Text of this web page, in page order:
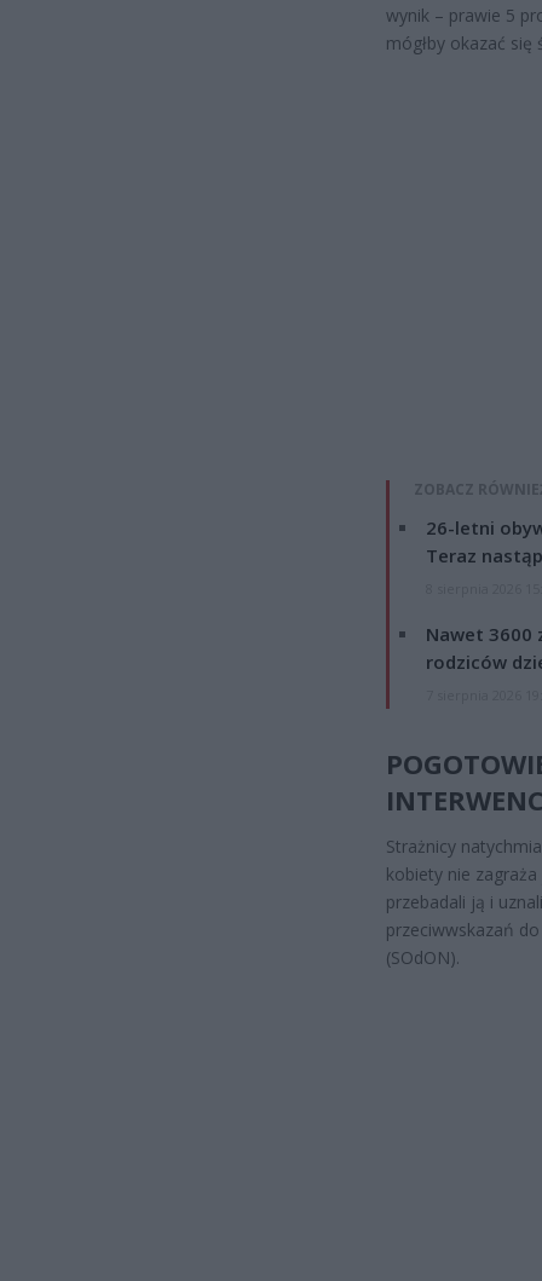
wynik – prawie 5
mógłby okazać się
ZOBACZ
26-letni
Teraz
Nawet 3600
rodziców
Strażnicy
kobiety nie
przebadali ją i
przeciwwskazań
(SOdON).